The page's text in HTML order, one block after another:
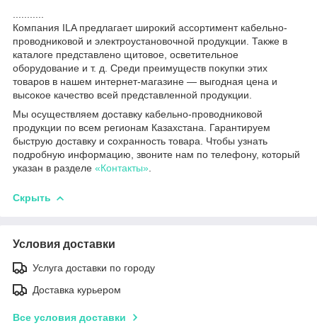
Компания ILA предлагает широкий ассортимент кабельно-
проводниковой и электроустановочной продукции. Также в
каталоге представлено щитовое, осветительное
оборудование и т. д. Среди преимуществ покупки этих
товаров в нашем интернет-магазине — выгодная цена и
высокое качество всей представленной продукции.
Мы осуществляем доставку кабельно-проводниковой
продукции по всем регионам Казахстана. Гарантируем
быструю доставку и сохранность товара. Чтобы узнать
подробную информацию, звоните нам по телефону, который
указан в разделе «Контакты»
Скрыть
Условия доставки
Услуга доставки по городу
Доставка курьером
Все условия доставки